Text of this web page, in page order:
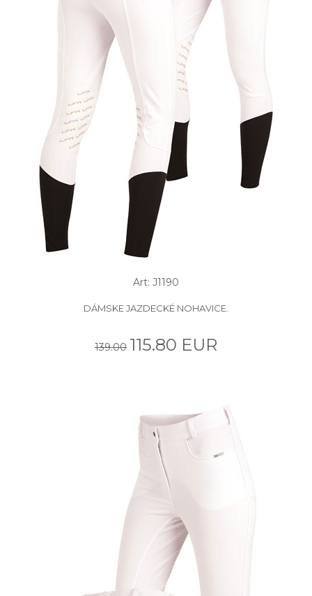
Art: J1190
DÁMSKE JAZDECKÉ NOHAVICE.
139.00 115.80 EUR